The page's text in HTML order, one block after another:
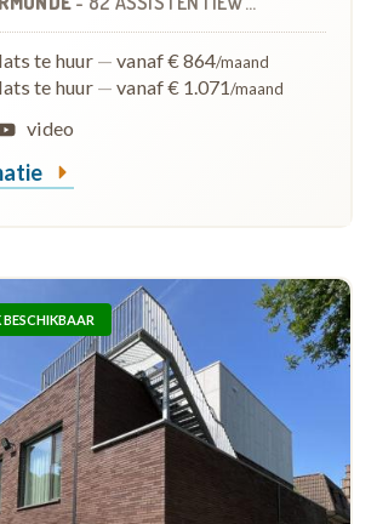
te huur — vanaf € 864/maand
te huur — vanaf € 1.071/maand
video